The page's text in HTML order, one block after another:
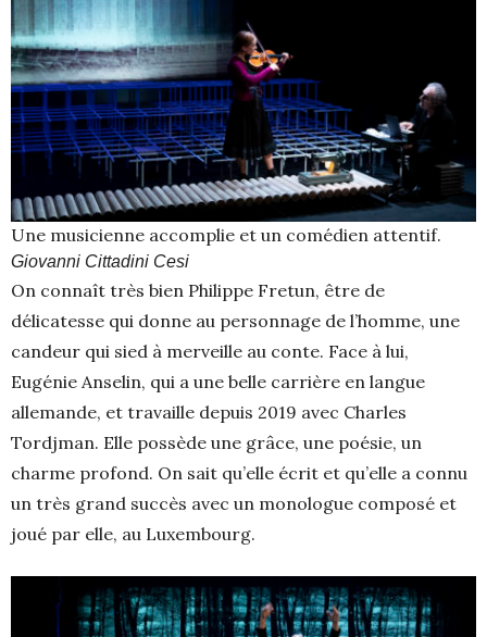
Une musicienne accomplie et un comédien attentif.
Giovanni Cittadini Cesi
On connaît très bien Philippe Fretun, être de
délicatesse qui donne au personnage de l’homme, une
candeur qui sied à merveille au conte. Face à lui,
Eugénie Anselin, qui a une belle carrière en langue
allemande, et travaille depuis 2019 avec Charles
Tordjman. Elle possède une grâce, une poésie, un
charme profond. On sait qu’elle écrit et qu’elle a connu
un très grand succès avec un monologue composé et
joué par elle, au Luxembourg.